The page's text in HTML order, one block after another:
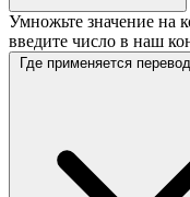
Умножьте значение на
введите число в наш
Где применяется